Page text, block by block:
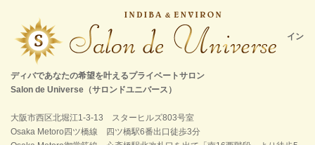
イン
ディバであなたの希望を叶えるプライベートサロン
Salon de Universe（サロンドユニバース）
大阪市西区北堀江1-3-13 スターヒルズ803号室
Osaka Metoro四ツ橋線 四ツ橋駅6番出口徒歩3分